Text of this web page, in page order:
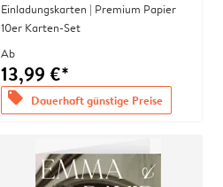
Einladungskarten | Premium Papier
10er Karten-Set
Ab
13,99 €*
offers Dauerhaft günstige Preise